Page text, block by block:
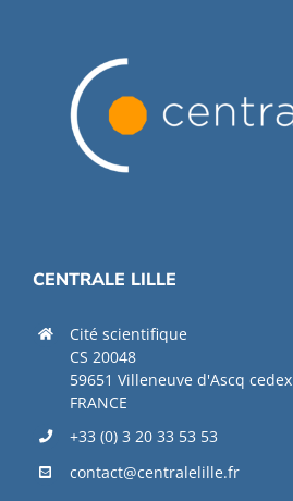
CENTRALE LILLE
Cité scientifique
CS 20048
59651 Villeneuve d'Ascq cedex
FRANCE
+33 (0) 3 20 33 53 53
contact@centralelille.fr